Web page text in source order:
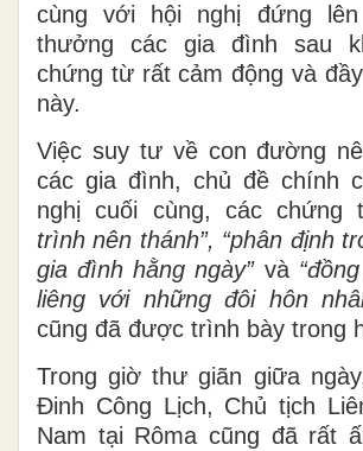
cùng với hội nghị đứng
thưởng các gia đình sau
chứng từ rất cảm động và
này.
Việc suy tư về con đường
các gia đình, chủ đề chính
nghị cuối cùng, các chứng
trình nên thánh”, “phân định
gia đình hằng ngày”và
liêng với những đôi hôn
cũng đã được trình bày trong
Trong giờ thư giãn giữa
Đinh Công Lịch, Chủ tịch
Nam tại Rôma cũng đã rất